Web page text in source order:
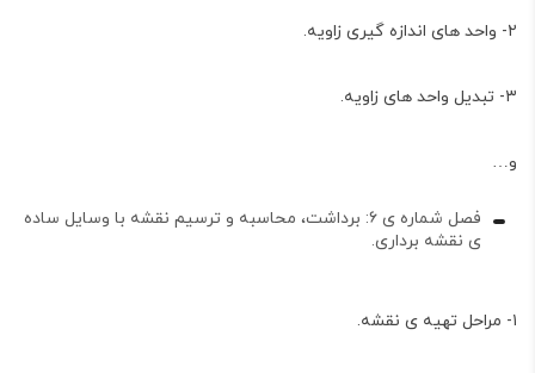
۲- واحد های اندازه گیری زاویه.
۳- تبدیل واحد های زاویه.
و…
فصل شماره ی ۶: برداشت، محاسبه و ترسیم نقشه با وسایل ساده
ی نقشه برداری.
۱- مراحل تهیه ی نقشه.